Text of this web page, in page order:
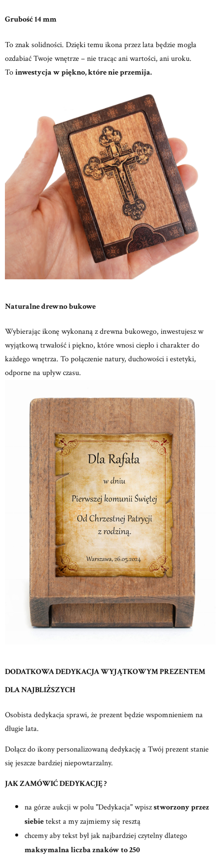
Grubość 14 mm
To znak solidności. Dzięki temu ikona przez lata będzie mogła
ozdabiać Twoje wnętrze – nie tracąc ani wartości, ani uroku.
To inwestycja w piękno, które nie przemija.
Naturalne drewno bukowe
Wybierając ikonę wykonaną z drewna bukowego, inwestujesz w
wyjątkową trwałość i piękno, które wnosi ciepło i charakter do
każdego wnętrza. To połączenie natury, duchowości i estetyki,
odporne na upływ czasu.
DODATKOWA DEDYKACJA WYJĄTKOWYM PREZENTEM
DLA NAJBLIŻSZYCH
Osobista dedykacja sprawi, że prezent będzie wspomnieniem na
długie lata.
Dołącz do ikony personalizowaną dedykację a Twój prezent stanie
się jeszcze bardziej niepowtarzalny.
JAK ZAMÓWIĆ DEDYKACJĘ ?
na górze aukcji w polu "Dedykacja" wpiszstworzony przez
siebietekst a my zajmiemy się resztą
chcemy aby tekst był jak najbardziej czytelny dlatego
maksymalna liczba znaków to 250